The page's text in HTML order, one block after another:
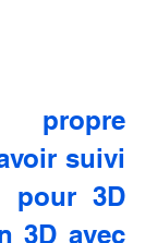
suivi
pour 3D
3D avec